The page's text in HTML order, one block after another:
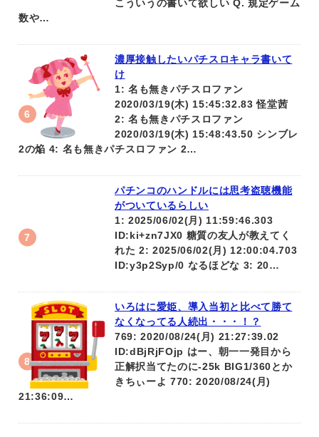
こういうの書いて欲しい Q. 規定ゲーム
数や…
濃厚接触したいパチスロキャラ書いて
け
1: 名も無きパチスロファン
2020/03/19(木) 15:45:32.83 怪堂茜
2: 名も無きパチスロファン
2020/03/19(木) 15:48:43.50 シンブレ
2の焔 4: 名も無きパチスロファン 2…
パチンコのハンドルには思考盗聴機能
がついているらしい
1: 2025/06/02(月) 11:59:46.303
ID:ki+zn7JX0 糖質の友人が教えてく
れた 2: 2025/06/02(月) 12:00:04.703
ID:y3p2Syp/0 なるほどな 3: 20…
いろはに愛姫、導入当初と比べて勝て
なくなってる人続出・・・！？
769: 2020/08/24(月) 21:27:39.02
ID:dBjRjFOjp はー、朝一一発目から
正解択当てたのに-25k BIG1/360とか
きちぃーよ 770: 2020/08/24(月)
21:36:09…